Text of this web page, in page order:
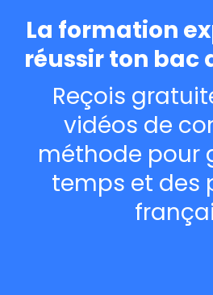
La formation
réussir ton bac
Reçois
vidéos de
méthode pour
temps et des